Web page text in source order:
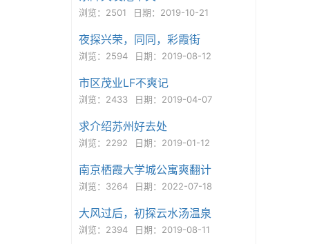
浏览：2501 日期：2019-10-21
夜探兴荣，同同，彩霞街
浏览：2594 日期：2019-08-12
市区茂业LF不爽记
浏览：2433 日期：2019-04-07
求介绍苏州好去处
浏览：2292 日期：2019-01-12
南京栖霞大学城公寓爽翻计
浏览：3264 日期：2022-07-18
大风过后，初探云水汤温泉
浏览：2394 日期：2019-08-11